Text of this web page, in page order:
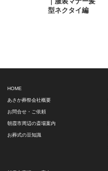
型ネクタイ編
HOME
あさか葬祭会社概要
お問合せ・ご依頼
朝霞市周辺の斎場案内
お葬式の豆知識